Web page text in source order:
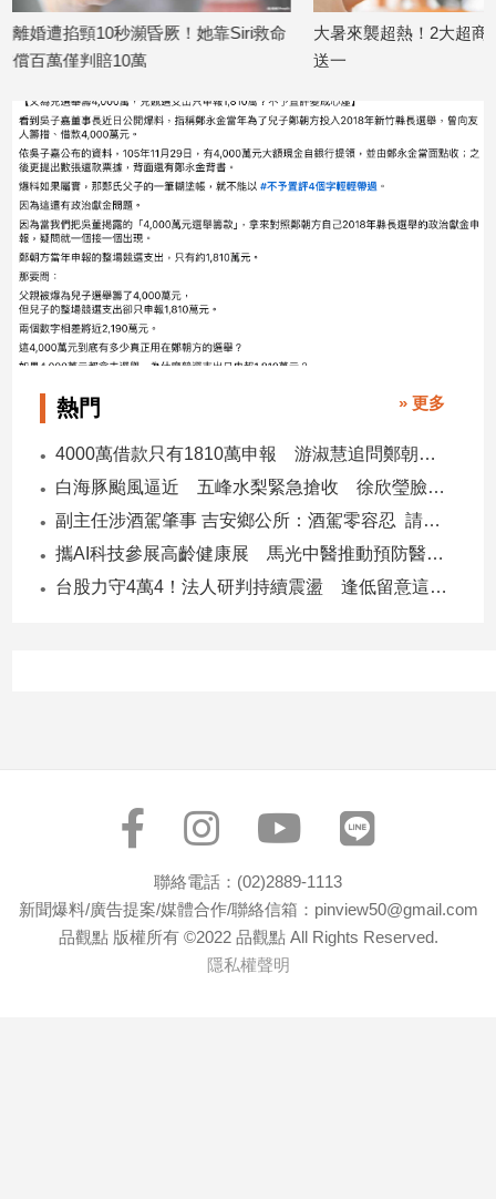
座/
命
理
消
費
健
康/
親
子/
感
情
藝
術
／
創
／
推
科
遊
專
靠Siri救命
大暑來襲超熱！2大超商祭百款飲品買一
送一
BMW直
熱門 » 更多
4000萬借款只有1810萬申報 游淑慧追問鄭朝方：2190萬差額去哪了
白海豚颱風逼近 五峰水梨緊急搶收 徐欣瑩臉書急呼「搶救五峰水梨」
副主任涉酒駕肇事 吉安鄉公所：酒駕零容忍 請辭獲准
攜AI科技參展高齡健康展 馬光中醫推動預防醫學迎接長壽新經濟
台股力守4萬4！法人研判持續震盪 逢低留意這些族群
聯絡電話：(02)2889-1113
新聞爆料/廣告提案/媒體合作/聯絡信箱：pinview50@gmail.com
品觀點 版權所有 ©2022 品觀點 All Rights Reserved.
隱私權聲明